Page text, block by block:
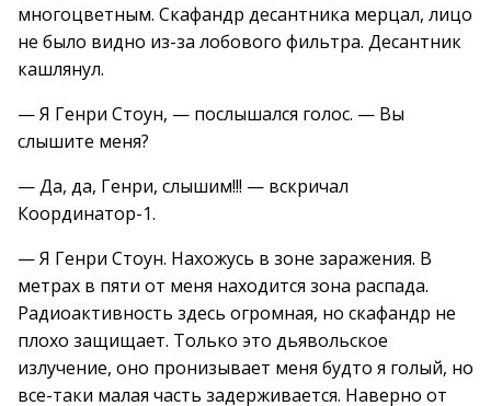
многоцветным. Скафандр десантника мерцал, лицо
не было видно из-за лобового фильтра. Десантник
кашлянул.
— Я Генри Стоун, — послышался голос. — Вы
слышите меня?
— Да, да, Генри, слышим!!! — вскричал
Координатор-1.
— Я Генри Стоун. Нахожусь в зоне заражения. В
метрах в пяти от меня находится зона распада.
Радиоактивность здесь огромная, но скафандр не
плохо защищает. Только это дьявольское
излучение, оно пронизывает меня будто я голый, но
все-таки малая часть задерживается. Наверно от